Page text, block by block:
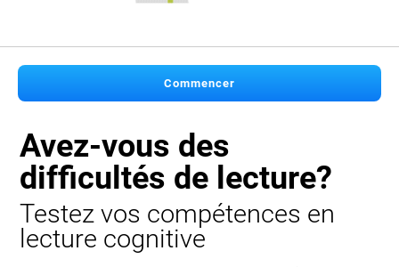
Commencer
Avez-vous des
difficultés de lecture?
Testez vos compétences en
lecture cognitive